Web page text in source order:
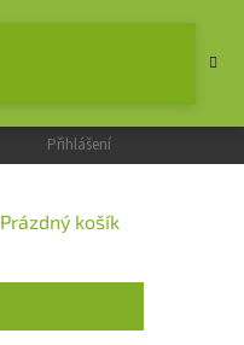
Přihlášení
NÁKUPNÍ
Prázdný košík